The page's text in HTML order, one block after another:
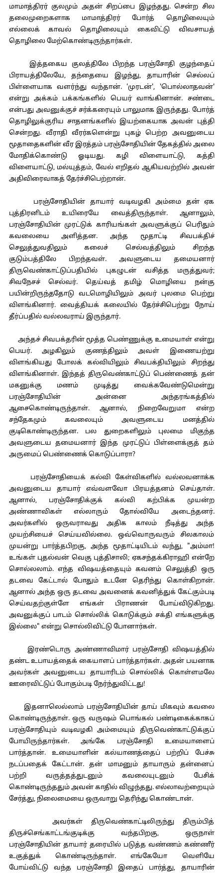
மாமாத்திரர் குலமும் அதன் சிறப்பை இழந்தது. சென்ற சில
தலைமுறைகளாக மாமாத்திரர் போர்த் தொழிலையும்
எல்லைக் காவல் தொழிலையும் கைவிட்டு விவசாயத்
தொழிலை மேற்கொண்டிருந்தார்கள்.
இத்தகைய குலத்திலே பிறந்த பரஞ்சோதி குழந்தைப்
பிராயத்திலேயே, தந்தையை இழந்து, தாயாரின் செல்லப்
பிள்ளையாக வளர்ந்து வந்தான். 'முரடன்', 'பொல்லாதவன்'
என்று அக்கம் பக்கங்களில் பெயர் வாங்கினான். சண்டை
என்பது அவனுக்குச் சர்க்கரையும் பாலுமாக இருந்தது. போர்த்
தொழிலுக்குரிய சாதனங்களில் இயற்கையாக அவன் புத்தி
சென்றது. வீராதி வீரர்களென்று புகழ் பெற்ற அவனுடைய
மூதாதைகளின் வீர இரத்தம் பரஞ்சோதியின் தேகத்தில் அலை
மோதிக்கொண்டு ஓடியது. கழி விளையாட்டு, கத்தி
விளையாட்டு, மல்யுத்தம், வேல் எறிதல் ஆகியவற்றில் அவன்
அதிவிரைவாகத் தேர்ச்சிபெற்றான்.
பரஞ்சோதியின் தாயார் வடிவழகி அம்மை தன் ஏக
புத்திரனிடம் உயிரையே வைத்திருந்தாள். ஆனாலும்,
பரஞ்சோதியின் முரட்டுக் காரியங்கள் அவளுக்குப் பெரிதும்
கவலையை அளித்தன. அந்த மூதாட்டி சிவபக்திச்
செலுத்துவதிலும் கலைச் செல்வத்திலும் சிறந்த
குடும்பத்திலே பிறந்தவள். அவளுடைய தமையனார்
திருவெண்காட்டுப்பதியில் புகழுடன் வசித்த மருத்துவர்;
சிவநேசச் செல்வர். தெய்வத் தமிழ் மொழியை நன்கு
பயின்றிருந்ததோடு வடமொழியிலும் அவர் புலமை பெற்று
விளங்கினார். வைத்தியக் கலையில் தேர்ச்சிபெற்று நோய்
தீர்ப்பதில் வல்லவராய் இருந்தார்.
அந்தச் சிவபக்தரின் மூத்த பெண்ணுக்கு உமையாள் என்று
பெயர். அழகிலும் குணத்திலும் அவள் இணையற்று
விளங்கியது போலக் கல்வியிலும் சிவபக்தியிலும் சிறந்து
விளங்கினாள். இந்தத் திருவெண்காட்டுப் பெண்ணைத் தன்
மகனுக்கு மணம் முடித்து வைக்கவேண்டுமென்று
பரஞ்சோதியின் அன்னை அந்தரங்கத்தில்
ஆசைகொண்டிருந்தாள். ஆனால், நிறைவேறுமா என்ற
சந்தேகமும் கவலையும் அவளுடைய மனத்தில்
குடிகொண்டிருந்தன. பல துறைகளிலும் புலமை மிகுந்த
அவளுடைய தமையனார் இந்த முரட்டுப் பிள்ளைக்குத் தம்
அருமைப் பெண்ணைக் கொடுப்பாரா?
பரஞ்சோதியைக் கல்வி கேள்விகளில் வல்லவனாக்க
அவனுடைய தாயார் எவ்வளவோ பிரயத்தனம் செய்தாள்.
ஆனால், பரஞ்சோதிக்குக் கல்வி கற்பிக்க முயன்ற
அண்ணாவிகள் எல்லாரும் தோல்வியே அடைந்தனர்.
அவர்களில் ஒருவராவது அதிக காலம் நீடித்து அந்த
முயற்சியைச் செய்யவில்லை. ஒவ்வொருவரும் சிலகாலம்
முயன்று பார்த்தபிறகு, அந்த மூதாட்டியிடம் வந்து, "அம்மா!
உங்கள் புதல்வன் வெகு புத்திசாலி; ஏகசந்தக்கிராஹி என்றே
சொல்லலாம். எந்த விஷயத்தையும் கவனம் செலுத்தி ஒரு
தடவை கேட்டால் போதும் உடனே தெரிந்து கொள்கிறான்.
ஆனால் அந்த ஒரு தடவை அவனைக் கவனித்துக் கேட்கும்படி
செய்வதற்குள்ளே எங்கள் பிராணன் போய்விடுகிறது.
அவனுக்குப் பாடம் சொல்லிக் கொடுக்கும் சக்தி எங்களுக்கு
இல்லை" என்று சொல்லிவிட்டு போனார்கள்.
இரண்டொரு அண்ணாவிமார் பரஞ்சோதி விஷயத்தில்
தண்ட உபாயத்தைக் கையாளப் பார்த்தார்கள். அதன் பயனாக
அவர்கள் அவனுடைய தாயாரிடம் சொல்லிக் கொள்ளமலே
ஊரைவிட்டுப் போகும்படி நேர்ந்துவிட்டது!
இதனாலெல்லாம் பரஞ்சோதியின் தாய் மிகவும் கவலை
கொண்டிருந்தாள். ஒரு வருஷம் பொங்கல் பண்டிகைக்காகப்
பரஞ்சோதியும் வடிவழகி அம்மையும் திருவெண்காட்டுக்குப்
போயிருந்தார்கள். அங்கே பரஞ்சோதி உமையாளைப்
பார்த்தான். உமையாளின் கல்யாணத்தைப் பற்றிப் பேச்சு
நடப்பதைக் கேட்டான். தன் மாமனும் தாயாரும் தன்னைப்
பற்றி வருத்தத்துடனும் கவலையுடனும் பேசிக்
கொண்டிருந்ததும் அவன் காதில் விழுந்தது. எல்லாவற்றையும்
சேர்த்து, நிலைமையை ஒருவாறு தெரிந்து கொண்டான்.
அவர்கள் திருவெண்காட்டிலிருந்து திரும்பித்
திருச்செங்காட்டங்குடிக்கு வந்தபிறகு, ஒருநாள்
பரஞ்சோதியின் தாயார் தரையில் படுத்த வண்ணம் கண்ணீர்
உகுத்துக் கொண்டிருந்தாள். எங்கேயோ வெளியே
போய்விட்டு வந்த பரஞ்சோதி இதைப் பார்த்து, தாயாரின்